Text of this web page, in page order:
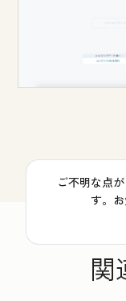
ご不明な点
す。
関